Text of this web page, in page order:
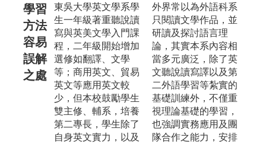
學習
方法
容易
誤解
之處
東吳大學英文學系學
生一年級著重聽說讀
寫與英美文學入門課
程，二年級開始增加
選修如翻譯、文學
等；商用英文、貿易
英文等應用英文較
少，但本校鼓勵學生
雙主修、輔系，培養
第二專長，學生除了
自身英文實力，以及
外界常以為外語科系
只閱讀文學作品，並
研讀及探討語言理
論，其實本系內容相
當多元廣泛，除了英
文聽說讀寫譯以及第
二外語學習等紮實的
基礎訓練外，不僅重
視理論基礎的學習，
也強調實務應用及團
隊合作之能力，安排